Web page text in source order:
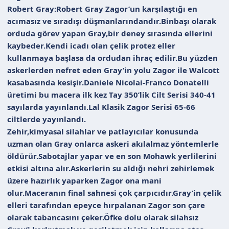
Robert Gray:Robert Gray Zagor’un karşılaştığı en
acımasız ve sıradışı düşmanlarındandır.Binbaşı olarak
orduda görev yapan Gray,bir deney sırasında ellerini
kaybeder.Kendi icadı olan çelik protez eller
kullanmaya başlasa da ordudan ihraç edilir.Bu yüzden
askerlerden nefret eden Gray’in yolu Zagor ile Walcott
kasabasında kesişir.Daniele Nicolai-Franco Donatelli
üretimi bu macera ilk kez Tay 350’lik Cilt Serisi 340-41
sayılarda yayınlandı.Lal Klasik Zagor Serisi 65-66
ciltlerde yayınlandı.
Zehir,kimyasal silahlar ve patlayıcılar konusunda
uzman olan Gray onlarca askeri akılalmaz yöntemlerle
öldürür.Sabotajlar yapar ve en son Mohawk yerlilerini
etkisi altına alır.Askerlerin su aldığı nehri zehirlemek
üzere hazırlık yaparken Zagor ona mani
olur.Maceranın final sahnesi çok çarpıcıdır.Gray’in çelik
elleri tarafından epeyce hırpalanan Zagor son çare
olarak tabancasını çeker.Öfke dolu olarak silahsız